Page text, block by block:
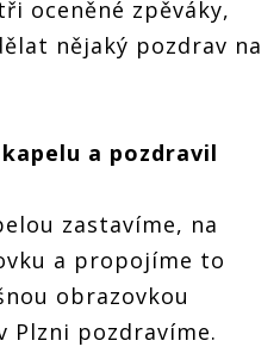
oceněné zpěváky,
nějaký pozdrav na
a pozdravil
zastavíme, na
a propojíme to
obrazovkou
Plzni pozdravíme.